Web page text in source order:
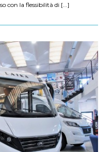
con la flessibilità di [...]